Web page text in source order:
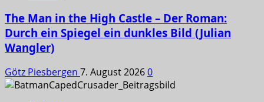
The Man in the High Castle – Der Roman:
Durch ein Spiegel ein dunkles Bild (Julian
Wangler)
Götz Piesbergen 7. August 20260